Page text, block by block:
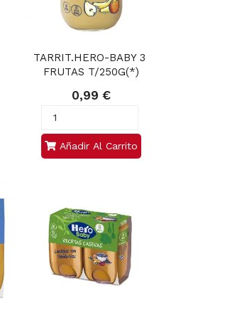
TARRIT.HERO-BABY 3
FRUTAS T/250G(*)
0,99 €
Añadir Al Carrito